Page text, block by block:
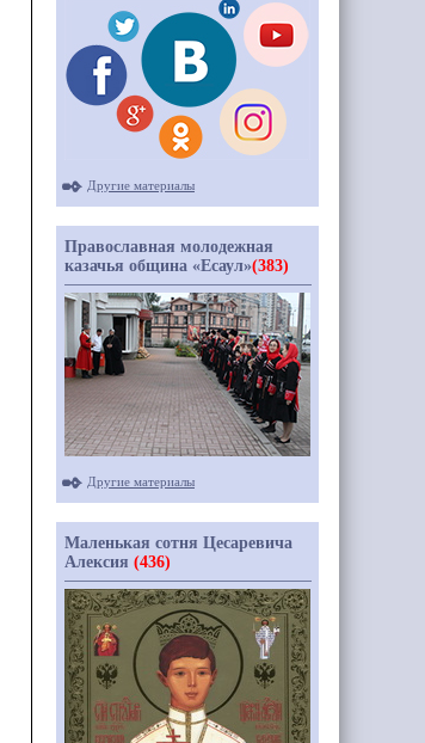
Другие материалы
Православная молодежная
казачья община «Есаул»(383)
Другие материалы
Маленькая сотня Цесаревича
Алексия (436)